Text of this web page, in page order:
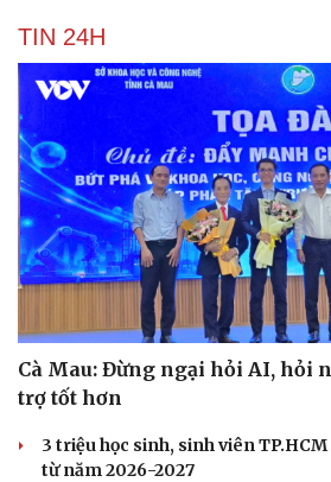
TIN 24H
Cà Mau: Đừng ngại hỏi AI, hỏi
trợ tốt hơn
3 triệu học sinh, sinh viên
từ năm 2026-2027